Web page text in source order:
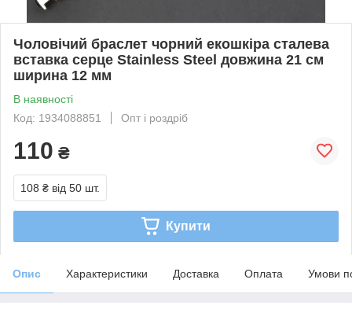
Чоловічий браслет чорний екошкіра сталева
вставка серце Stainless Steel довжина 21 см
ширина 12 мм
В наявності
Код: 1934088851
Опт і роздріб
110 ₴
108 ₴ від 50 шт.
Купити
Опис Характеристики Доставка Оплата Умови